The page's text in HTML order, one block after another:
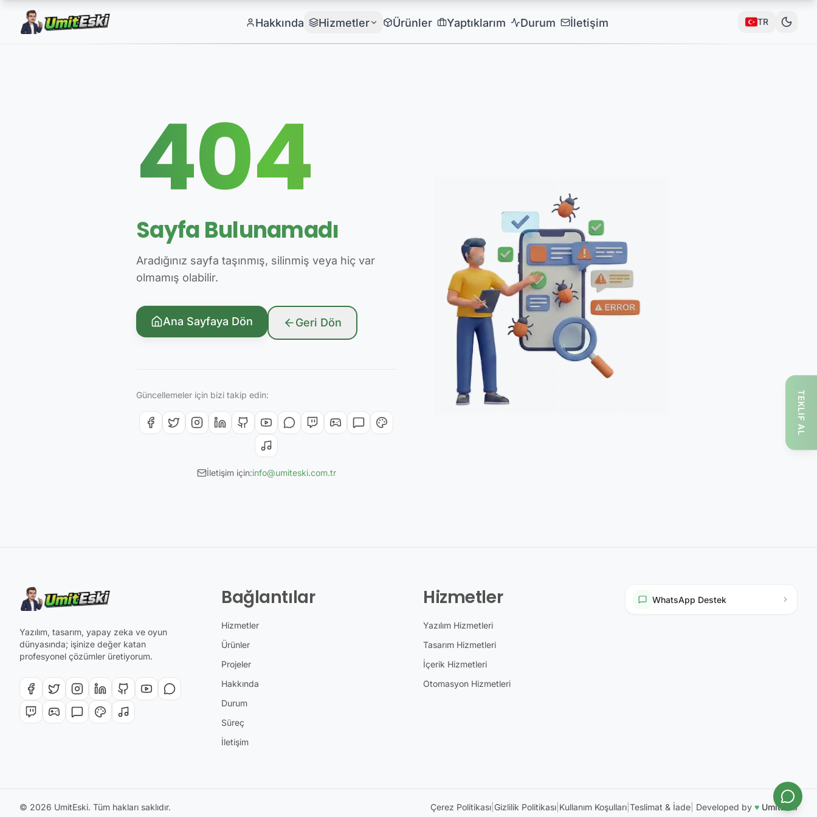
Hakkında Hizmetler Ürünler Yaptıklarım Durum İletişim TR
404
Sayfa Bulunamadı
Aradığınız sayfa taşınmış, silinmiş veya hiç var
olmamış olabilir.
Ana Sayfaya Dön Geri Dön
Güncellemeler için bizi takip edin:
İletişim için:info@umiteski.com.tr
Yazılım, tasarım, yapay zeka ve oyun
dünyasında; işinize değer katan
profesyonel çözümler üretiyorum.
Bağlantılar
Hizmetler
Ürünler
Projeler
Hakkında
Durum
Süreç
İletişim
Hizmetler
Yazılım Hizmetleri
Tasarım Hizmetleri
İçerik Hizmetleri
Otomasyon Hizmetleri
WhatsApp Destek
© 2026 UmitEski. Tüm hakları saklıdır. Çerez Politikası Gizlilik Politikası Kullanım Koşulları Teslimat & İade Developed by ♥ UmitEski
TEKLIF AL